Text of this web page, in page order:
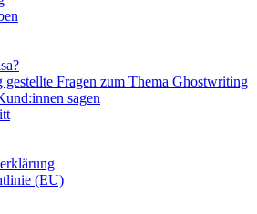
Fragen zum Thema Ghostwriting
sagen
(EU)